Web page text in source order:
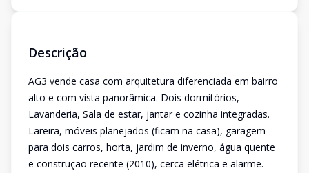
Descrição
AG3 vende casa com arquitetura diferenciada em bairro
alto e com vista panorâmica. Dois dormitórios,
Lavanderia, Sala de estar, jantar e cozinha integradas.
Lareira, móveis planejados (ficam na casa), garagem
para dois carros, horta, jardim de inverno, água quente
e construção recente (2010), cerca elétrica e alarme.